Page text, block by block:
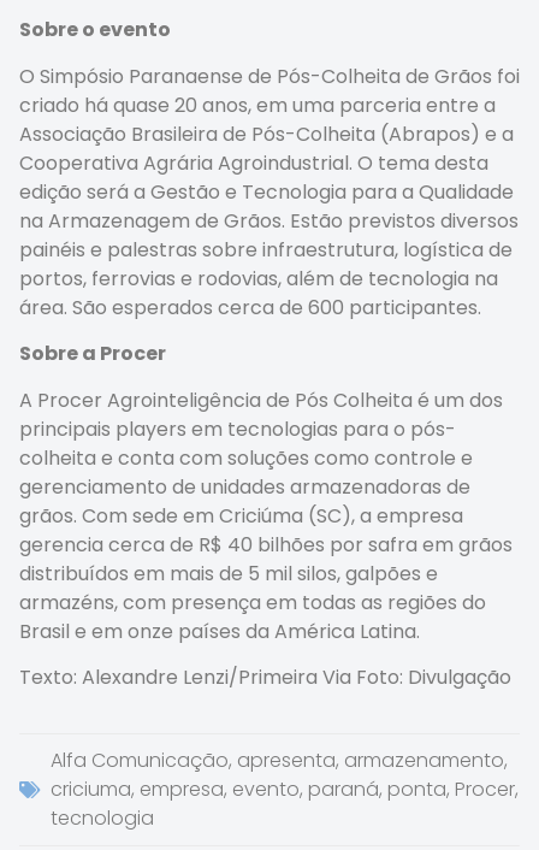
Sobre o evento
O Simpósio Paranaense de Pós-Colheita de Grãos foi
criado há quase 20 anos, em uma parceria entre a
Associação Brasileira de Pós-Colheita (Abrapos) e a
Cooperativa Agrária Agroindustrial. O tema desta
edição será a Gestão e Tecnologia para a Qualidade
na Armazenagem de Grãos. Estão previstos diversos
painéis e palestras sobre infraestrutura, logística de
portos, ferrovias e rodovias, além de tecnologia na
área. São esperados cerca de 600 participantes.
Sobre a Procer
A Procer Agrointeligência de Pós Colheita é um dos
principais players em tecnologias para o pós-
colheita e conta com soluções como controle e
gerenciamento de unidades armazenadoras de
grãos. Com sede em Criciúma (SC), a empresa
gerencia cerca de R$ 40 bilhões por safra em grãos
distribuídos em mais de 5 mil silos, galpões e
armazéns, com presença em todas as regiões do
Brasil e em onze países da América Latina.
Texto: Alexandre Lenzi/Primeira Via Foto: Divulgação
Alfa Comunicação, apresenta, armazenamento,
criciuma, empresa, evento, paraná, ponta, Procer,
tecnologia